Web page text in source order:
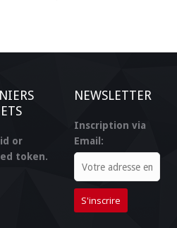
or
token.
NEWSLETTER
Inscription via
Email: